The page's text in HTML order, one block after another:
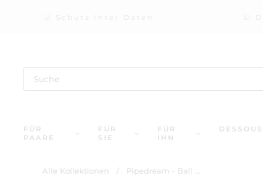
FÜR
PAARE
FÜR
SIE
FÜR
IHN
DESSOUS
Alle Kollektionen / Pipedream - Ball ...